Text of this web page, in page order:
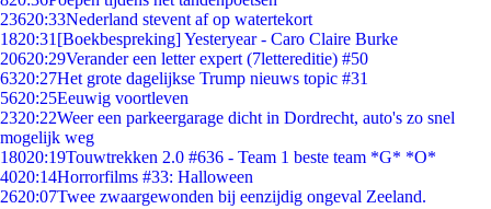
23620:33Nederland stevent af op watertekort
1820:31 [Boekbespreking] Yesteryear - Caro Claire Burke
20620:29Verander een letter expert (7lettereditie) #50
6320:27Het grote dagelijkse Trump nieuws topic #31
5620:25Eeuwig voortleven
2320:22Weer een parkeergarage dicht in Dordrecht, auto's zo snel
mogelijk weg
18020:19Touwtrekken 2.0 #636 - Team 1 beste team *G* *O*
4020:14Horrorfilms #33: Halloween
2620:07Twee zwaargewonden bij eenzijdig ongeval Zeeland.